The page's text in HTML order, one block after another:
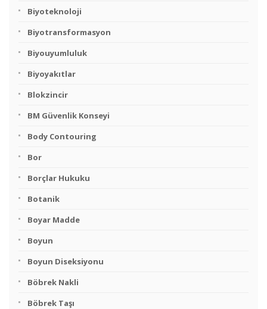
Biyoteknoloji
Biyotransformasyon
Biyouyumluluk
Biyoyakıtlar
Blokzincir
BM Güvenlik Konseyi
Body Contouring
Bor
Borçlar Hukuku
Botanik
Boyar Madde
Boyun
Boyun Diseksiyonu
Böbrek Nakli
Böbrek Taşı